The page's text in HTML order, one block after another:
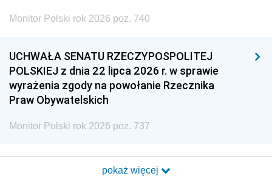
Monitor Polski rok 2026 poz. 740
UCHWAŁA SENATU RZECZYPOSPOLITEJ
POLSKIEJ z dnia 22 lipca 2026 r. w sprawie
wyrażenia zgody na powołanie Rzecznika
Praw Obywatelskich
Monitor Polski rok 2026 poz. 737
pokaż więcej